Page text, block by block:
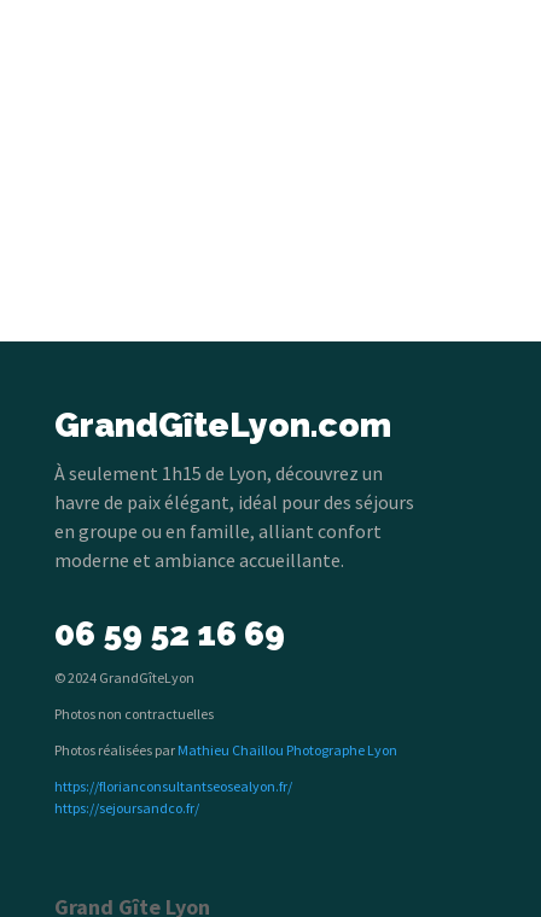
GrandGîteLyon.com
À seulement 1h15 de Lyon, découvrez un
havre de paix élégant, idéal pour des séjours
en groupe ou en famille, alliant confort
moderne et ambiance accueillante.
06 59 52 16 69
© 2024 GrandGîteLyon
Photos non contractuelles
Photos réalisées par Mathieu Chaillou Photographe Lyon
https://florianconsultantseosealyon.fr/
https://sejoursandco.fr/
Grand Gîte Lyon